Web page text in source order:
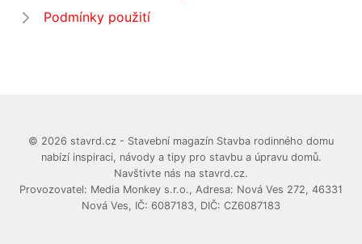
Podmínky použití
© 2026 stavrd.cz - Stavební magazín Stavba rodinného domu
nabízí inspiraci, návody a tipy pro stavbu a úpravu domů.
Navštivte nás na stavrd.cz.
Provozovatel: Media Monkey s.r.o., Adresa: Nová Ves 272, 46331
Nová Ves, IČ: 6087183, DIČ: CZ6087183